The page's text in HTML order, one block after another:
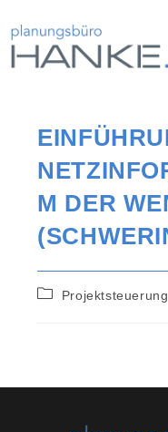
M DER
Projektsteuerung